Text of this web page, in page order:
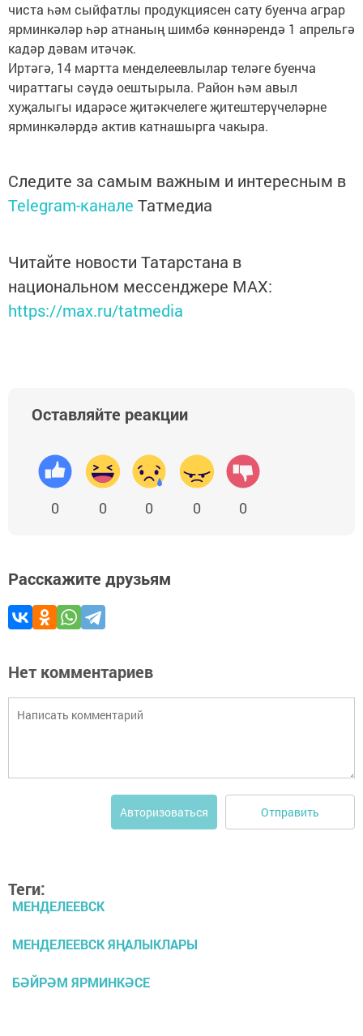
чиста һәм сыйфатлы продукциясен сату буенча аграр
ярминкәләр һәр атнаның шимбә көннәрендә 1 апрельгә
кадәр дәвам итәчәк.
Иртәгә, 14 мартта менделеевлылар теләге буенча
чираттагы сәүдә оештырыла. Район һәм авыл
хуҗалыгы идарәсе җитәкчелеге җитештерүчеләрне
ярминкәләрдә актив катнашырга чакыра.
Следите за самым важным и интересным в
Telegram-канале Татмедиа
Читайте новости Татарстана в
национальном мессенджере MАХ:
https://max.ru/tatmedia
Оставляйте реакции
0 0 0 0 0
Расскажите друзьям
Нет комментариев
Авторизоваться Отправить
Теги:
МЕНДЕЛЕЕВСК
МЕНДЕЛЕЕВСК ЯҢАЛЫКЛАРЫ
БӘЙРӘМ ЯРМИНКӘСЕ